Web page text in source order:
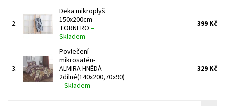
2.
Deka mikroplyš
150x200cm -
TORNERO –
Skladem
399 Kč
3.
Povlečení
mikrosatén-
ALMIRA HNĚDÁ
2dílné(140x200,70x90)
–Skladem
329 Kč